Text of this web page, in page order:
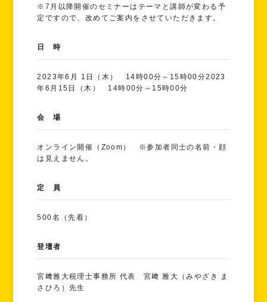
※7月以降開催のセミナーはテーマと講師が変わる予
定ですので、改めてご案内をさせていただきます。
日 時
2023年6月 1日（木） 14時00分～15時00分2023
年6月15日（木） 14時00分～15時00分
会 場
オンライン開催（Zoom） ※参加者同士の名前・顔
は見えません。
定 員
500名（先着）
登壇者
宮﨑雅大税理士事務所 代表 宮﨑 雅大（みやざき ま
さひろ）先生